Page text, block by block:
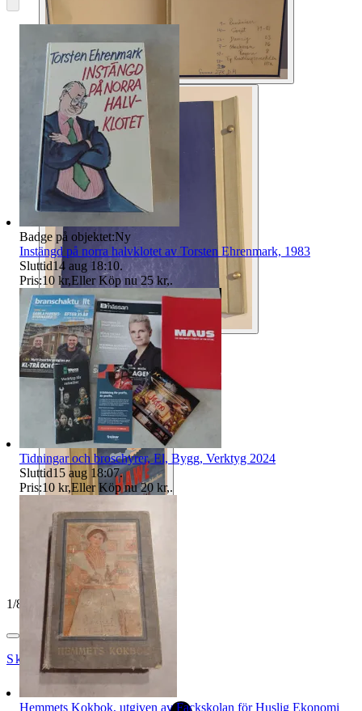
1/8
Skopanandersson
Badge på objektet:Ny
Instängd på norra halvklotet av Torsten Ehrenmark, 1983
Sluttid14 aug 18:10.
Pris:10 kr,Eller Köp nu 25 kr,.
Tidningar och broschyrer, El, Bygg, Verktyg 2024
Sluttid15 aug 18:07.
Pris:10 kr,Eller Köp nu 20 kr,.
Hemmets Kokbok, utgiven av Fackskolan för Huslig Ekonomi